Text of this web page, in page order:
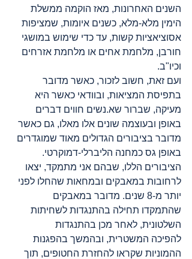
השנים האחרונות, מאז הוקמה ממשלת
הימין מלא-מלא, כשנים איומות, שמציפות
אסוציאציות קשות, עד כדי שימוש במושגי
חורבן, מלחמת אחים או מלחמת אזרחים
וכיו"ב.
ועם זאת, חשוב לזכור, כאשר מדובר
בתפיסת המציאות, ובוודאי כאשר היא
מעיקה, שברור שא.נשים חווים דברים
באופן ובעוצמה שונים אלו מאלו, גם כאשר
מדובר בציבורים הגדולים מאוד שמוגדרים
באופן גס כמחנה הליברלי-דמוקרטי.
הציבורים הללו, שבהם אני מתמקד, יצאו
לרחובות במאבקים ובמחאות שהחלו לפני
יותר מ-8 שנים. מדובר במאבקים
שהתמקדו תחילה בהתנגדות לשחיתות
השלטונית, לאחר מכן בהתנגדות
להפיכה המשטרית, ובהמשך בהפגנות
ההמוניות שקראו להחזרת החטופים, תוך